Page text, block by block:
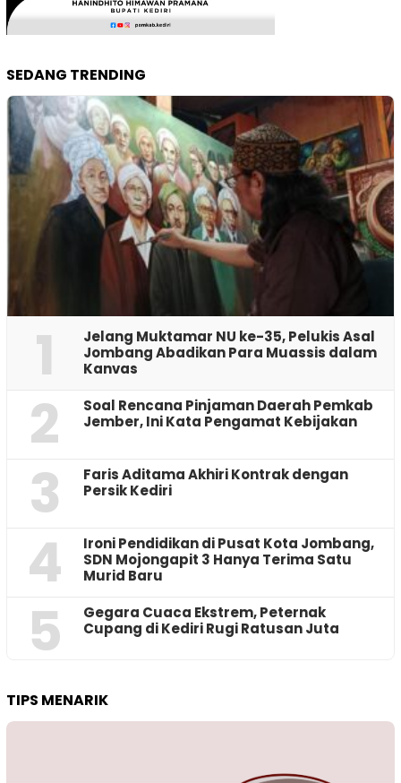
SEDANG TRENDING
1
Jelang Muktamar NU ke-35, Pelukis Asal
Jombang Abadikan Para Muassis dalam
Kanvas
2
‎Soal Rencana Pinjaman Daerah Pemkab
Jember, Ini Kata Pengamat Kebijakan ‎
3
Faris Aditama Akhiri Kontrak dengan
Persik Kediri
4
Ironi Pendidikan di Pusat Kota Jombang,
SDN Mojongapit 3 Hanya Terima Satu
Murid Baru
5
‎Gegara Cuaca Ekstrem, Peternak
Cupang di Kediri Rugi Ratusan Juta
TIPS MENARIK